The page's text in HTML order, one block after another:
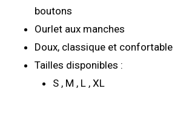
boutons
Ourlet aux manches
Doux, classique et confortable
Tailles disponibles :
S , M , L , XL